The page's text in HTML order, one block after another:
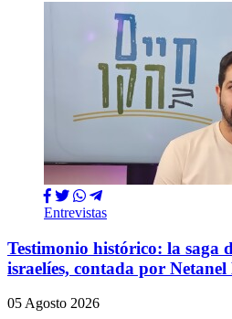
Entrevistas
Testimonio histórico: la saga
israelíes, contada por Netanel
05 Agosto 2026